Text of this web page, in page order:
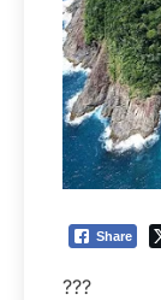
Share
???